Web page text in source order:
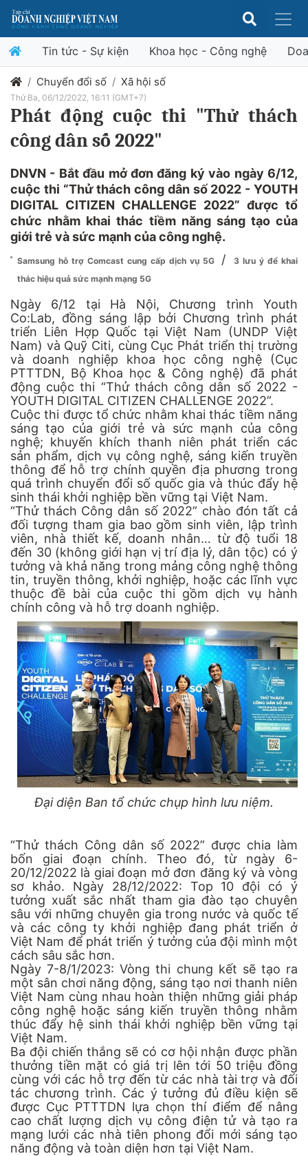
Tin tức - Sự kiện Khoa học - Công nghệ
Chuyển đổi số Xã hội số
Thứ Ba, 06/12/2022, 16:11 (GMT+7)
Phát động cuộc thi "Thử thách
công dân số 2022"
DNVN - Bắt đầu mở đơn đăng ký vào ngày 6/12,
cuộc thi “Thử thách công dân số 2022 - YOUTH
DIGITAL CITIZEN CHALLENGE 2022” được tổ
chức nhằm khai thác tiềm năng sáng tạo của
giới trẻ và sức mạnh của công nghệ.
Samsung hỗ trợ Comcast cung cấp dịch vụ 5G /
3 lưu ý để khai
thác hiệu quả sức mạnh mạng 5G
Ngày 6/12 tại Hà Nội, Chương trình Youth
Co:Lab, đồng sáng lập bởi Chương trình phát
triển Liên Hợp Quốc tại Việt Nam (UNDP Việt
Nam) và Quỹ Citi, cùng Cục Phát triển thị trường
và doanh nghiệp khoa học công nghệ (Cục
PTTTDN, Bộ Khoa học & Công nghệ) đã phát
động cuộc thi “Thử thách công dân số 2022 -
YOUTH DIGITAL CITIZEN CHALLENGE 2022”.
Cuộc thi được tổ chức nhằm khai thác tiềm năng
sáng tạo của giới trẻ và sức mạnh của công
nghệ; khuyến khích thanh niên phát triển các
sản phẩm, dịch vụ công nghệ, sáng kiến truyền
thông để hỗ trợ chính quyền địa phương trong
quá trình chuyển đổi số quốc gia và thúc đẩy hệ
sinh thái khởi nghiệp bền vững tại Việt Nam.
“Thử thách Công dân số 2022” chào đón tất cả
đối tượng tham gia bao gồm sinh viên, lập trình
viên, nhà thiết kế, doanh nhân… từ độ tuổi 18
đến 30 (không giới hạn vị trí địa lý, dân tộc) có ý
tưởng và khả năng trong mảng công nghệ thông
tin, truyền thông, khởi nghiệp, hoặc các lĩnh vực
thuộc đề bài của cuộc thi gồm dịch vụ hành
chính công và hỗ trợ doanh nghiệp.
Đại diện Ban tổ chức chụp hình lưu niệm.
“Thử thách Công dân số 2022” được chia làm
bốn giai đoạn chính. Theo đó, từ ngày 6-
20/12/2022 là giai đoạn mở đơn đăng ký và vòng
sơ khảo. Ngày 28/12/2022: Top 10 đội có ý
tưởng xuất sắc nhất tham gia đào tạo chuyên
sâu với những chuyên gia trong nước và quốc tế
và các công ty khởi nghiệp đang phát triển ở
Việt Nam để phát triển ý tưởng của đội mình một
cách sâu sắc hơn.
Ngày 7-8/1/2023: Vòng thi chung kết sẽ tạo ra
một sân chơi năng động, sáng tạo nơi thanh niên
Việt Nam cùng nhau hoàn thiện những giải pháp
công nghệ hoặc sáng kiến truyền thông nhằm
thúc đẩy hệ sinh thái khởi nghiệp bền vững tại
Việt Nam.
Ba đội chiến thắng sẽ có cơ hội nhận được phần
thưởng tiền mặt có giá trị lên tới 50 triệu đồng
cùng với các hỗ trợ đến từ các nhà tài trợ và đối
tác chương trình. Các ý tưởng đủ điều kiện sẽ
được Cục PTTTDN lựa chọn thí điểm để nâng
cao chất lượng dịch vụ công điện tử và tạo ra
mạng lưới các nhà tiên phong đổi mới sáng tạo
năng động và toàn diện hơn tại Việt Nam.